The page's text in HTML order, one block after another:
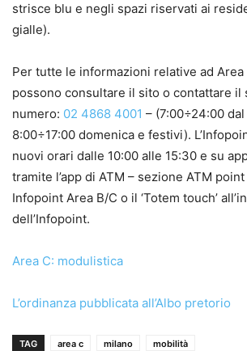
strisce blu e negli spazi riservati ai
gialle).
Per tutte le informazioni relative ad
possono consultare il sito o contattare il
numero: 02 4868 4001 – (7:00÷24:00
8:00÷17:00 domenica e festivi).
nuovi orari dalle 10:00 alle 15:30 e su
tramite l’app di ATM – sezione ATM
Infopoint Area B/C o il ‘Totem touch’
dell’Infopoint.
Area C: modulistica
L’ordinanza pubblicata all’Albo pretorio
TAG area c milano mobilità